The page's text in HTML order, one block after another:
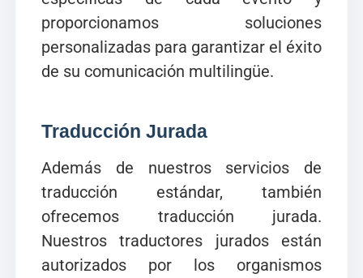
proporcionamos soluciones
personalizadas para garantizar el éxito
de su comunicación multilingüe.
Traducción Jurada
Además de nuestros servicios de
traducción estándar, también
ofrecemos traducción jurada.
Nuestros traductores jurados están
autorizados por los organismos